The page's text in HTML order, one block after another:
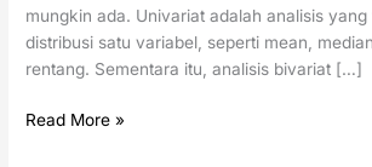
mungkin ada. Univariat adalah analisis
distribusi satu variabel, seperti mean,
rentang. Sementara itu, analisis bivariat […]
Read More »